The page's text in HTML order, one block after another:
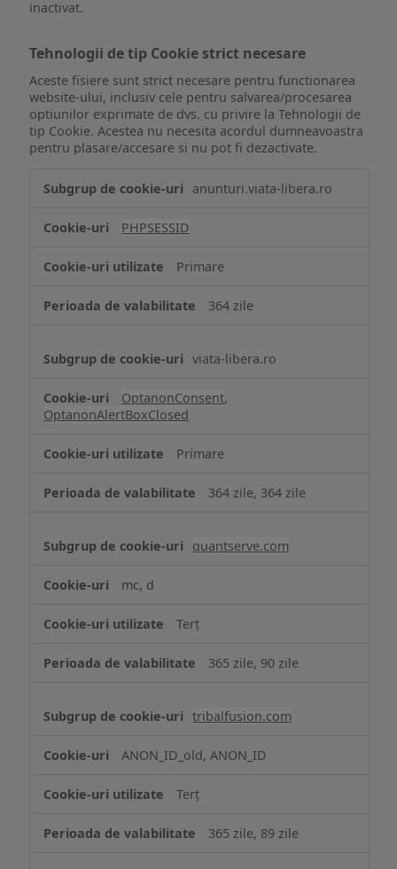
inactivat.
Tehnologii de tip Cookie strict necesare
Aceste fisiere sunt strict necesare pentru functionarea
website-ului, inclusiv cele pentru salvarea/procesarea
optiunilor exprimate de dvs. cu privire la Tehnologii de
tip Cookie. Acestea nu necesita acordul dumneavoastra
pentru plasare/accesare si nu pot fi dezactivate.
de
Cookie
necesare
anunturi.viata-libera.ro
PHPSESSID
Primare
364 zile
viata-libera.ro
OptanonConsent,
OptanonAlertBoxClosed
Primare
364 zile, 364 zile
quantserve.com
mc, d
Terț
365 zile, 90 zile
tribalfusion.com
ANON_ID_old, ANON_ID
Terț
365 zile, 89 zile